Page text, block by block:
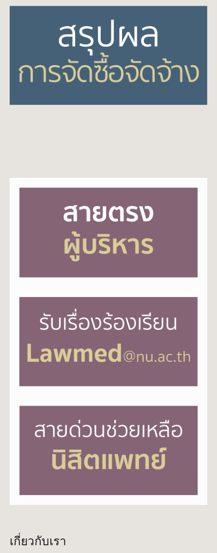
เกี่ยวกับเรา